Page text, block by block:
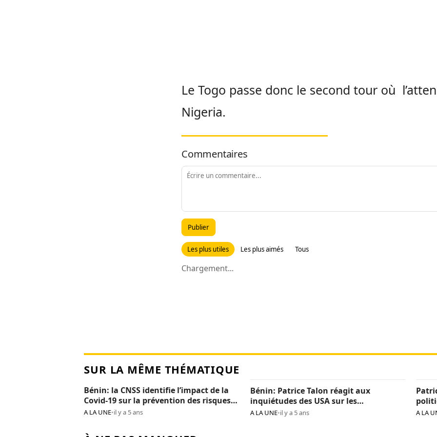
Le Togo passe donc le second tour où
Nigeria.
Commentaires
Publier
Les plus utiles Les plus aimés Tous
Chargement...
SUR LA MÊME THÉMATIQUE
Bénin: la CNSS identifie l’impact de la
Covid-19 sur la prévention des risques
professionnels
A LA UNE•il y a 5 ans
Bénin: Patrice Talon réagit aux
inquiétudes des USA sur les
« arrestations d’opposants »
A LA UNE•il y a 5 ans A LA